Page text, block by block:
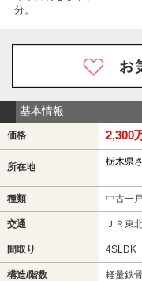
分。
基本情報
価格 2,300
所在地 栃木県
種類 中古一
交通 ＪＲ東
間取り 4SLDK
構造/階数 軽量鉄